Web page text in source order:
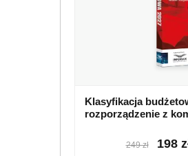
Klasyfikacja
rozporządzenie z
249 zł 198